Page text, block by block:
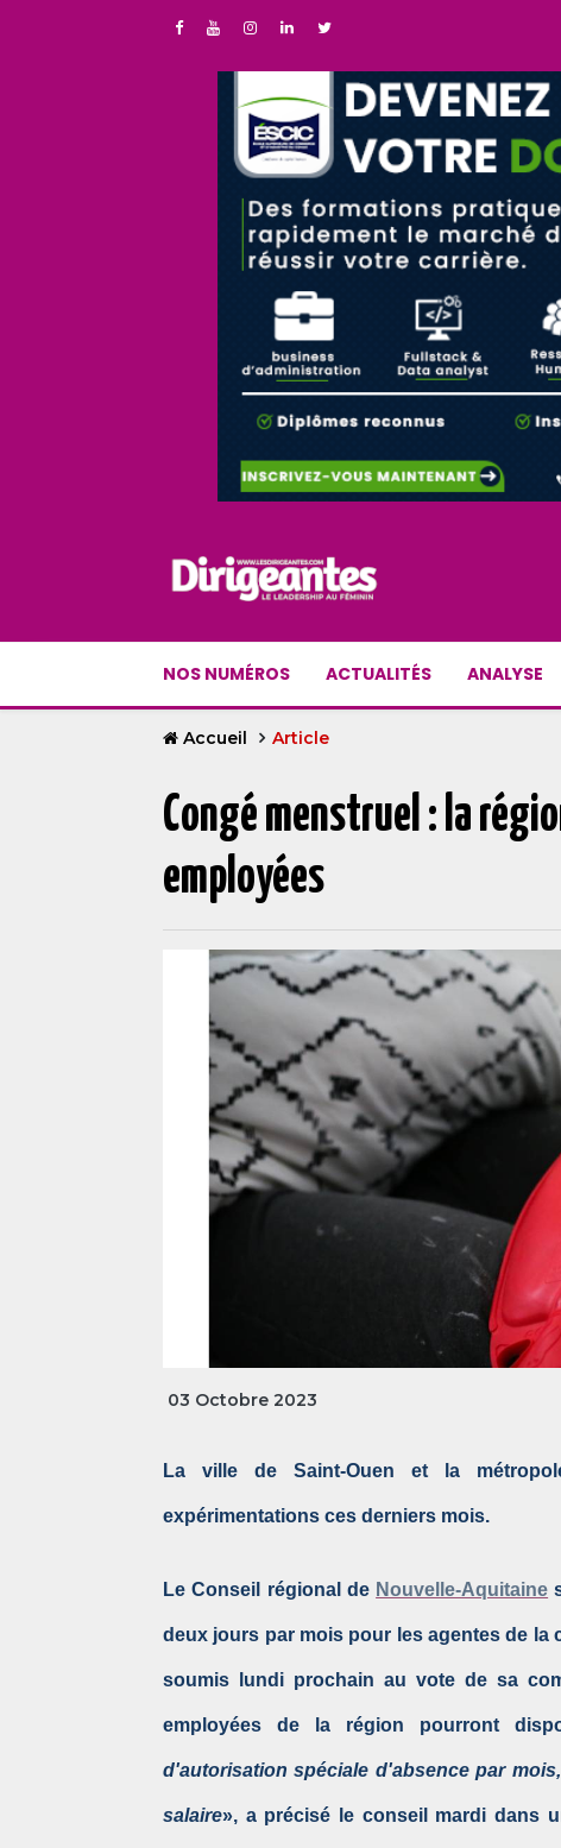
NOS NUMÉROS ACTUALITÉS ANALYSE
Accueil Article
Congé menstruel : la
employées
03 Octobre 2023
La ville de Saint-Ouen et la
expérimentations ces derniers mois.
Le Conseil régional de Nouvelle-Aquitaine
deux jours par mois pour les agentes de
soumis lundi prochain au vote de sa
employées de la région pourront
d'autorisation spéciale d'absence par
salaire», a précisé le conseil mardi dans